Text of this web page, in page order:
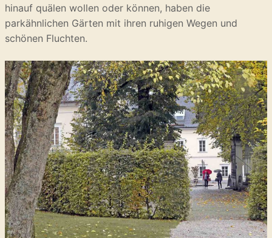
hinauf quälen wollen oder können, haben die
parkähnlichen Gärten mit ihren ruhigen Wegen und
schönen Fluchten.